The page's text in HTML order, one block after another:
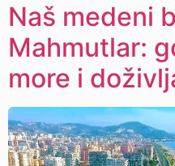
Naš medeni
Mahmutlar:
more i